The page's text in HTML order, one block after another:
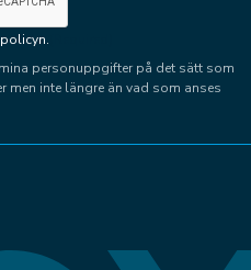
personuppgifter på det sätt som
men inte längre än vad som anses